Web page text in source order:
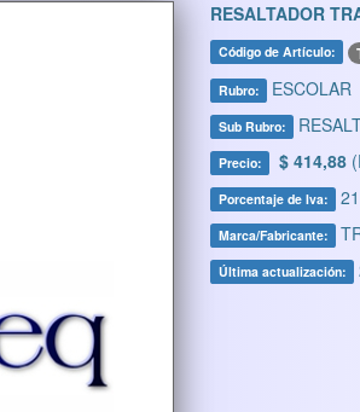
RESALTADOR
Código de Artículo:
Rubro: ESCOLAR
Sub Rubro:
Precio: $ 414,88
Porcentaje de Iva:
Marca/Fabricante:
Última actualización: